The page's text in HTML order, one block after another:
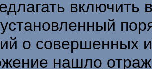
включить
о совершенных и
нашло